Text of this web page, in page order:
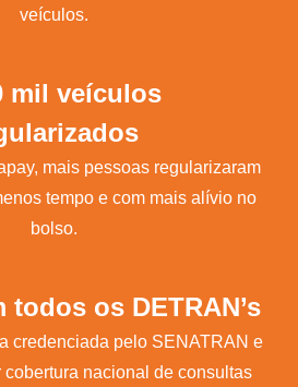
veículos.
mil veículos
mais pessoas regularizaram
tempo e com mais alívio no
bolso.
todos os DETRAN’s
credenciada pelo SENATRAN e
cobertura nacional de consultas